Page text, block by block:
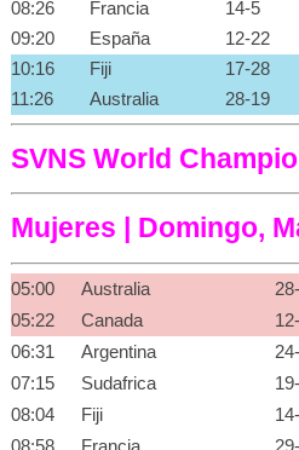
08:26 Francia
14-5
09:20
España
12-22
10:16
Fiji
17-28
11:26
Australia 28-19
SVNS World
Mujeres | Domingo,
05:00 Australia
05:22
Canada
06:31
Argentina
07:15
Sudafrica
08:04
Fiji